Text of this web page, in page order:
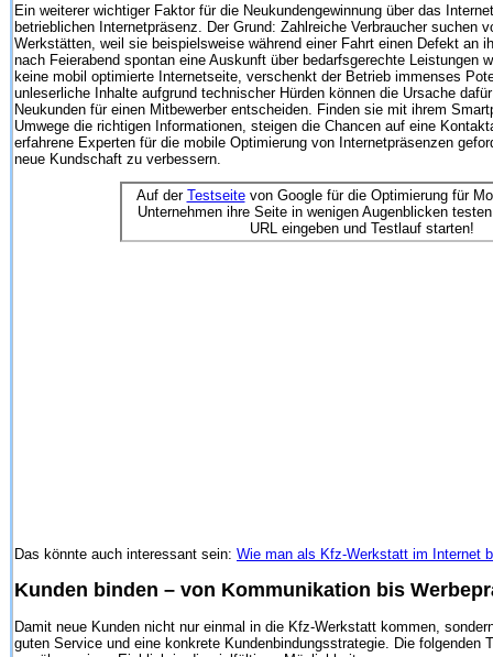
Ein weiterer wichtiger Faktor für die Neukundengewinnung über das
betrieblichen Internetpräsenz. Der Grund: Zahlreiche Verbraucher suchen
Werkstätten, weil sie beispielsweise während einer Fahrt einen Defekt an
nach Feierabend spontan eine Auskunft über bedarfsgerechte Leistungen
keine mobil optimierte Internetseite, verschenkt der Betrieb immenses
unleserliche Inhalte aufgrund technischer Hürden können die Ursache
Neukunden für einen Mitbewerber entscheiden. Finden sie mit ihrem
Umwege die richtigen Informationen, steigen die Chancen auf eine
erfahrene Experten für die mobile Optimierung von Internetpräsenzen
neue Kundschaft zu verbessern.
Auf der Testseitevon Google für die Optimierung für
Unternehmen ihre Seite in wenigen Augenblicken
URL eingeben und Testlauf starten!
Das könnte auch interessant sein: Wie man als Kfz-Werkstatt im Internet
Kunden binden – von Kommunikation bis
Damit neue Kunden nicht nur einmal in die Kfz-Werkstatt kommen,
guten Service und eine konkrete Kundenbindungsstrategie. Die folgenden